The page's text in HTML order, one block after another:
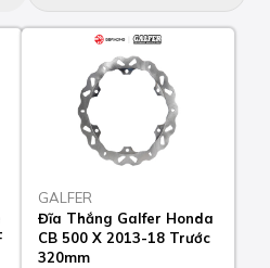
GALFER
Đĩa Thắng Galfer Honda
CB 500 X 2013-18 Trước
320mm